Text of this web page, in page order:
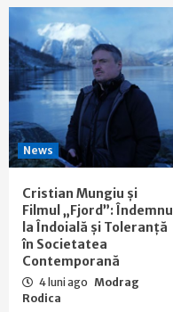
News
Cristian Mungiu și
Filmul „Fjord”: Îndemnul
la Îndoială și Toleranță
în Societatea
Contemporană
4 luni ago Modrag
Rodica